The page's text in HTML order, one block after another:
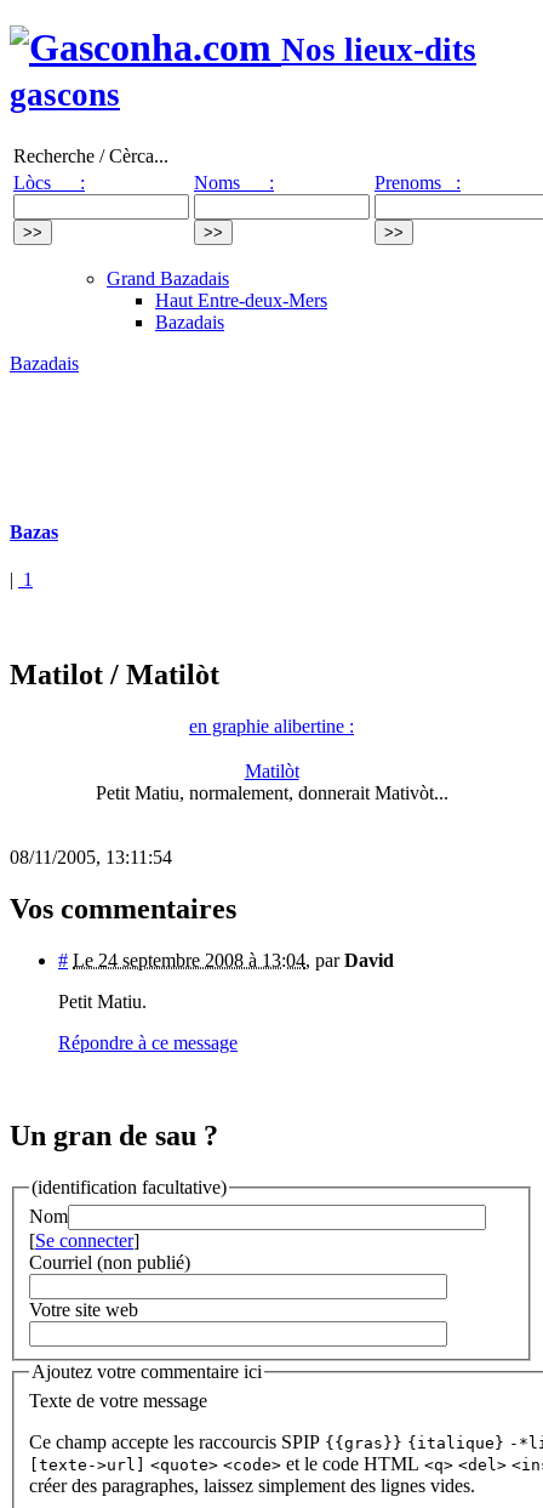
Nos lieux-dits
gascons
Recherche / Cèrca...
Lòcs :
Noms : Prenoms :
Grand Bazadais
Haut Entre-deux-Mers
Bazadais
Bazadais
Bazas
| 1
Matilot / Matilòt
en graphie alibertine :
Matilòt
Petit Matiu, normalement, donnerait Mativòt...
08/11/2005, 13:11:54
Vos commentaires
# Le 24 septembre 2008 à 13:04, parDavid
Petit Matiu.
Répondre à ce message
Un gran de sau ?
(identification facultative)
Nom
[Se connecter]
Courriel (non publié)
Votre site web
Ajoutez votre commentaire ici
Texte de votre message
Ce champ accepte les raccourcis SPIP {{gras}} {italique} -
[texte->url]
<quote> <code> et le code HTML <q> <del>
créer des paragraphes, laissez simplement des lignes vides.